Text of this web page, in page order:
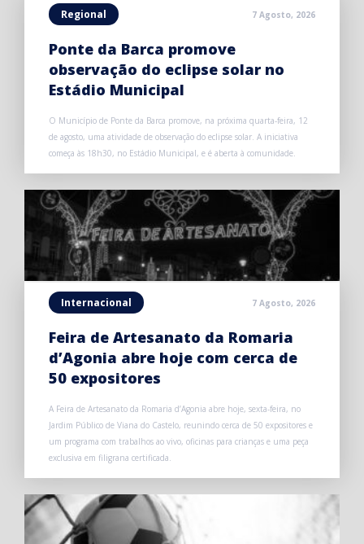
Regional 7 Agosto, 2026
Ponte da Barca promove
observação do eclipse solar no
Estádio Municipal
O Município de Ponte da Barca promove, na próxima quarta-feira, 12
de agosto, uma atividade de observação do eclipse solar. A iniciativa
começa às 18h30, no Estádio Municipal, e é aberta à comunidade.
Internacional 7 Agosto, 2026
Feira de Artesanato da Romaria
d’Agonia abre hoje com cerca de
50 expositores
A Feira de Artesanato da Romaria d’Agonia abre hoje, sexta-feira, no
Jardim Público de Viana do Castelo, reunindo cerca de 50 expositores e
um programa com trabalhos ao vivo, oficinas para crianças e uma peça
exclusiva em filigrana certificada.